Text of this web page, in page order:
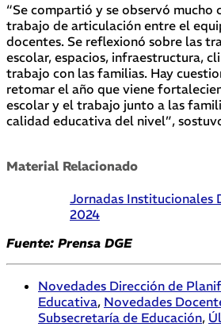
“Se compartió y se observó mucho
trabajo de articulación entre el
docentes. Se reflexionó sobre las
escolar, espacios, infraestructura,
trabajo con las familias. Hay
retomar el año que viene
escolar y el trabajo junto a las
calidad educativa del nivel”,
Material Relacionado
Jornadas Institucionales
2024
Fuente: Prensa DGE
Novedades Dirección de
Educativa, Novedades
Subsecretaría de Educación,